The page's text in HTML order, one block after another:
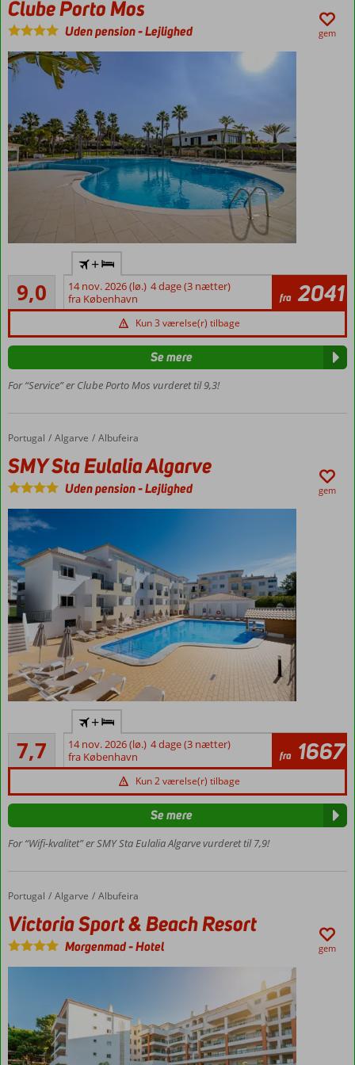
Clube Porto Mos
Uden pension-Lejlighed gem
Mós
stranden
gåafstand
til Lagos
centrum
Mulighed
morgenmad
eller
Lejligheder
med plads
9,0
Fremragende
24
anmeldelser
+
14 nov. 2026 (lø.) 4 dage (3 nætter)
fra København
fra 2041
Kun 3 værelse(r) tilbage
For “Service” er Clube Porto Mos vurderet til 9,3!
Se mere
Forside
Portugal Algarve Albufeira
SMY Sta Eulalia Algarve
SMY Sta Eulalia Algarve
Uden pension-Lejlighed gem
Budgetvenligt
lejlighedshotel
Tæt ved
restaurant-
bargaden
The Strip
Dejlig
sandstrand
blandt unge
højsæsonen
7,7
17
anmeldelser
+
14 nov. 2026 (lø.) 4 dage (3 nætter)
fra København
fra 1667
Kun 2 værelse(r) tilbage
For “Wifi-kvalitet” er SMY Sta Eulalia Algarve vurderet til 7,9!
Se mere
Forside
Portugal Algarve Albufeira
Victoria Sport & Beach Resort
Victoria Sport & Beach Resort
Morgenmad-Hotel gem